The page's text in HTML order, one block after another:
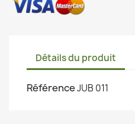
Détails du produit
RéférenceJUB 011